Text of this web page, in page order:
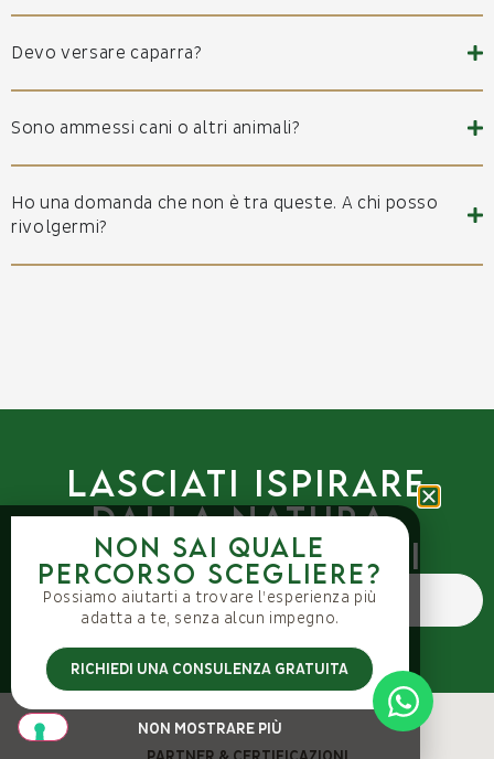
Devo versare caparra?
Sono ammessi cani o altri animali?
Ho una domanda che non è tra queste. A chi posso
rivolgermi?
Lasciati ispirare
dalla natura.
Vieni a trovarci
PRENOTA ORA
Non sai quale
percorso scegliere?
Possiamo aiutarti a trovare l’esperienza più
adatta a te, senza alcun impegno.
RICHIEDI UNA CONSULENZA GRATUITA
NON MOSTRARE PIÙ